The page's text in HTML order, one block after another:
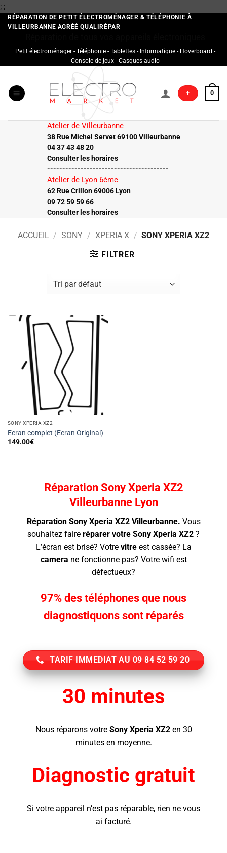
; ;Passer
au
contenu
RÉPARATION DE PETIT ÉLECTROMÉNAGER & TÉLÉPHONIE À
VILLEURBANNE AGRÉÉ QUALIRÉPAR
Petit électroménager - Téléphonie - Tablettes - Informatique - Hoverboard -
Console de jeux - Casques audio
+ 0
Atelier de Villeurbanne
38 Rue Michel Servet 69100 Villeurbanne
04 37 43 48 20
Consulter les horaires
----------------------------------------
Atelier de Lyon 6ème
62 Rue Crillon 69006 Lyon
09 72 59 59 66
Consulter les horaires
ACCUEIL / SONY / XPERIA X / SONY XPERIA XZ2
FILTRER
SONY XPERIA XZ2
Ecran complet (Ecran Original)
149.00€
Réparation Sony Xperia XZ2
Villeurbanne Lyon
Réparation Sony Xperia XZ2 Villeurbanne. Vous
souhaitez faire réparer votre Sony Xperia XZ2 ?
L’écran est brisé? Votre vitreest cassée? La
camera ne fonctionne pas? Votre wifi est
défectueux?
97% des téléphones que nous
diagnostiquons sont réparés
TARIF IMMEDIAT AU 09 84 52 59 20
30 minutes
Nous réparons votreSony Xperia XZ2en 30
minutes en moyenne.
Diagnostic gratuit
Si votre appareil n’est pas réparable, rien ne vous
ai facturé.